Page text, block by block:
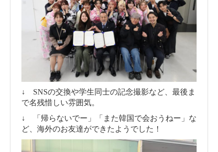
↓ SNSの交換や学生同士の記念撮影など、最後ま
で名残惜しい雰囲気。
↓ 「帰らないでー」「また韓国で会おうねー」な
ど、海外のお友達ができたようでした！